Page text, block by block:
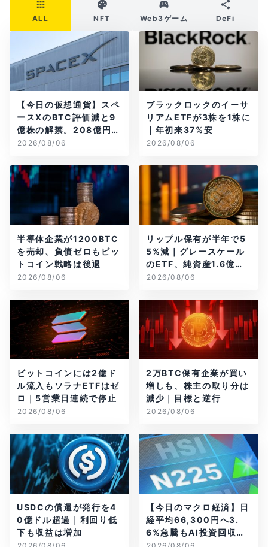
ALL NFT Web3ゲーム DeFi
【今日の仮想通貨】スペ
ースXのBTC評価減と9
億株の解禁。208億円相
当のBTCが盗難
2026/08/06
ブラックロックのイーサ
リアムETFが3株を1株に
｜年初来37%安
2026/08/06
半導体企業が1200BTC
を売却、負債ゼロもビッ
トコイン戦略は後退
2026/08/06
リップル保有が半年で5
5%減｜グレースケール
のETF、純資産1.6億ド
ル減
2026/08/06
ビットコインには2億ド
ル流入もソラナETFはゼ
ロ｜5営業日連続で停止
2026/08/06
2万BTC保有企業が買い
増しも、株主の取り分は
減少｜目標と逆行
2026/08/06
USDCの償還が発行を4
0億ドル超過｜利回り低
下も収益は増加
【今日のマクロ経済】日
経平均66,300円へ3.
6%急騰もAI投資回収懸
念が再燃